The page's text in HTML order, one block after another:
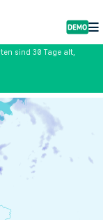
sind 30 Tage alt,